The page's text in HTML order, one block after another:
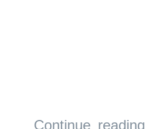
Continue reading